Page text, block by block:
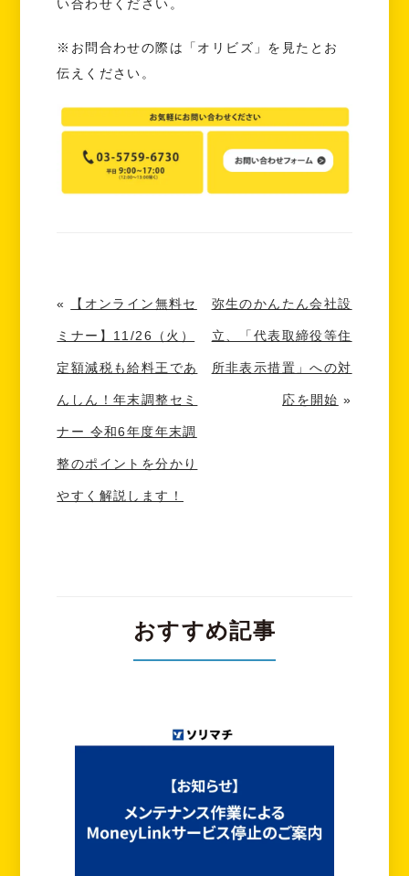
い合わせください。
※お問合わせの際は「オリビズ」を見たとお
伝えください。
« 【オンライン無料セ
ミナー】11/26（火）
定額減税も給料王であ
んしん！年末調整セミ
ナー 令和6年度年末調
整のポイントを分かり
やすく解説します！
弥生のかんたん会社設
立、「代表取締役等住
所非表示措置」への対
応を開始 »
おすすめ記事